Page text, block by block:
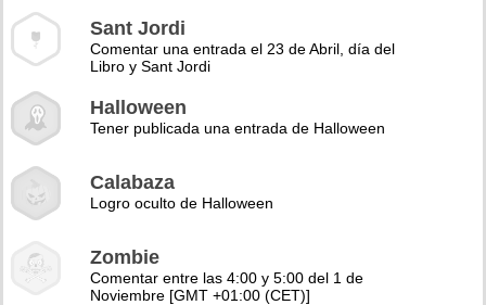
Sant Jordi
Comentar una entrada el 23 de Abril, día del
Libro y Sant Jordi
Halloween
Tener publicada una entrada de Halloween
Calabaza
Logro oculto de Halloween
Zombie
Comentar entre las 4:00 y 5:00 del 1 de
Noviembre [GMT +01:00 (CET)]